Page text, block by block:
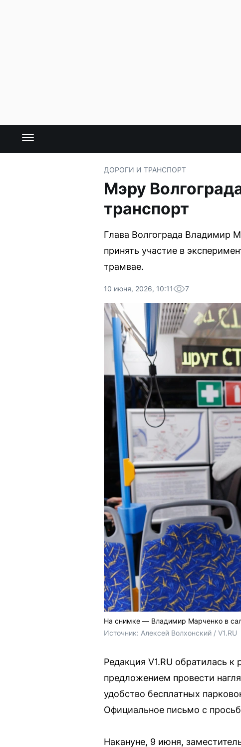
ДОРОГИ И ТРАНСПОРТ
Мэру
транспорт
Глава Волгограда Владимир
принять участие в
трамвае.
10 июня, 2026, 10:11 7
На снимке — Владимир Марченко в
Источник: Алексей Волхонский / V1.RU
Редакция V1.RU обратилась
предложением провести
удобство бесплатных
Официальное письмо с
Накануне, 9 июня,